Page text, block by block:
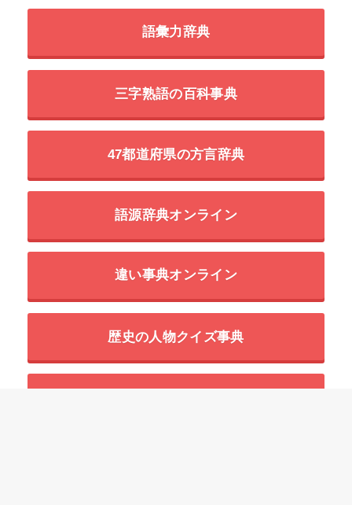
語彙力辞典
三字熟語の百科事典
47都道府県の方言辞典
語源辞典オンライン
違い事典オンライン
歴史の人物クイズ事典